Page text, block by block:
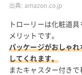
出典: amazon.co.jp
トローリーは化粧道
メリットです。
パッケージがおしゃ
してくれます。
またキャスター付き